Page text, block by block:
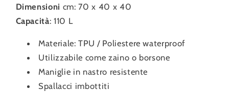
Dimensioni cm: 70 x 40 x 40
Capacità: 110 L
Materiale: TPU / Poliestere waterproof
Utilizzabile come zaino o borsone
Maniglie in nastro resistente
Spallacci imbottiti